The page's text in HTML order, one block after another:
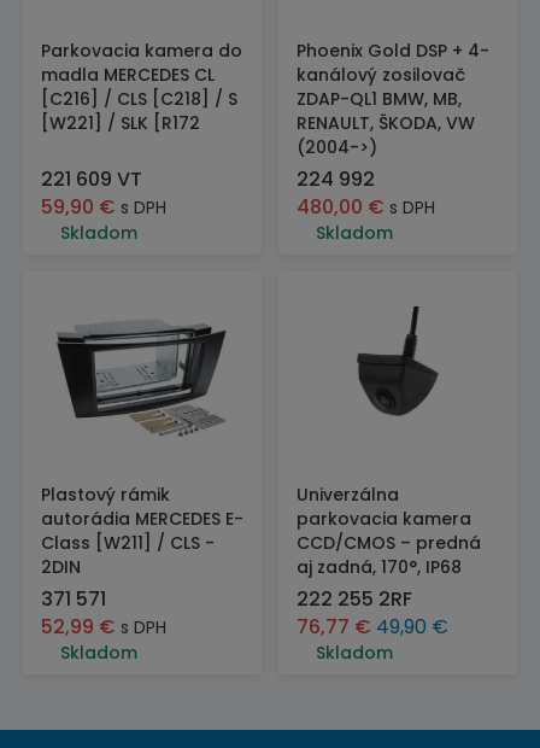
Parkovacia kamera do
madla MERCEDES CL
[C216] / CLS [C218] / S
[W221] / SLK [R172
221 609 VT
59,90 € s DPH
Skladom
Phoenix Gold DSP + 4-
kanálový zosilovač
ZDAP-QL1 BMW, MB,
RENAULT, ŠKODA, VW
(2004->)
224 992
480,00 € s DPH
Skladom
Plastový rámik
autorádia MERCEDES E-
Class [W211] / CLS -
2DIN
371 571
52,99 € s DPH
Skladom
Univerzálna
parkovacia kamera
CCD/CMOS – predná
aj zadná, 170°, IP68
222 255 2RF
76,77 € 49,90 €
Skladom